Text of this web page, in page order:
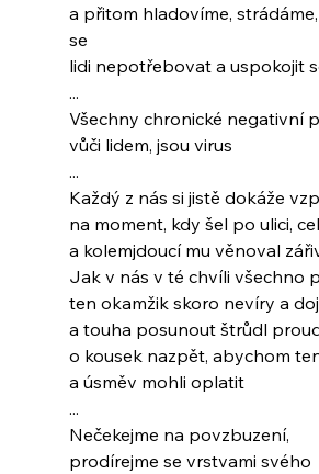
a přitom hladovíme,
se
lidi nepotřebovat a uspokojit
...
Všechny chronické negativní
vůči lidem, jsou virus
...
Každý z nás si jistě dokáže
na moment, kdy šel po ulici,
a kolemjdoucí mu věnoval
Jak v nás v té chvíli všechno
ten okamžik skoro nevíry a
a touha posunout štrůdl
o kousek nazpět, abychom
a úsměv mohli oplatit
...
Nečekejme na povzbuzení,
prodírejme se vrstvami svého